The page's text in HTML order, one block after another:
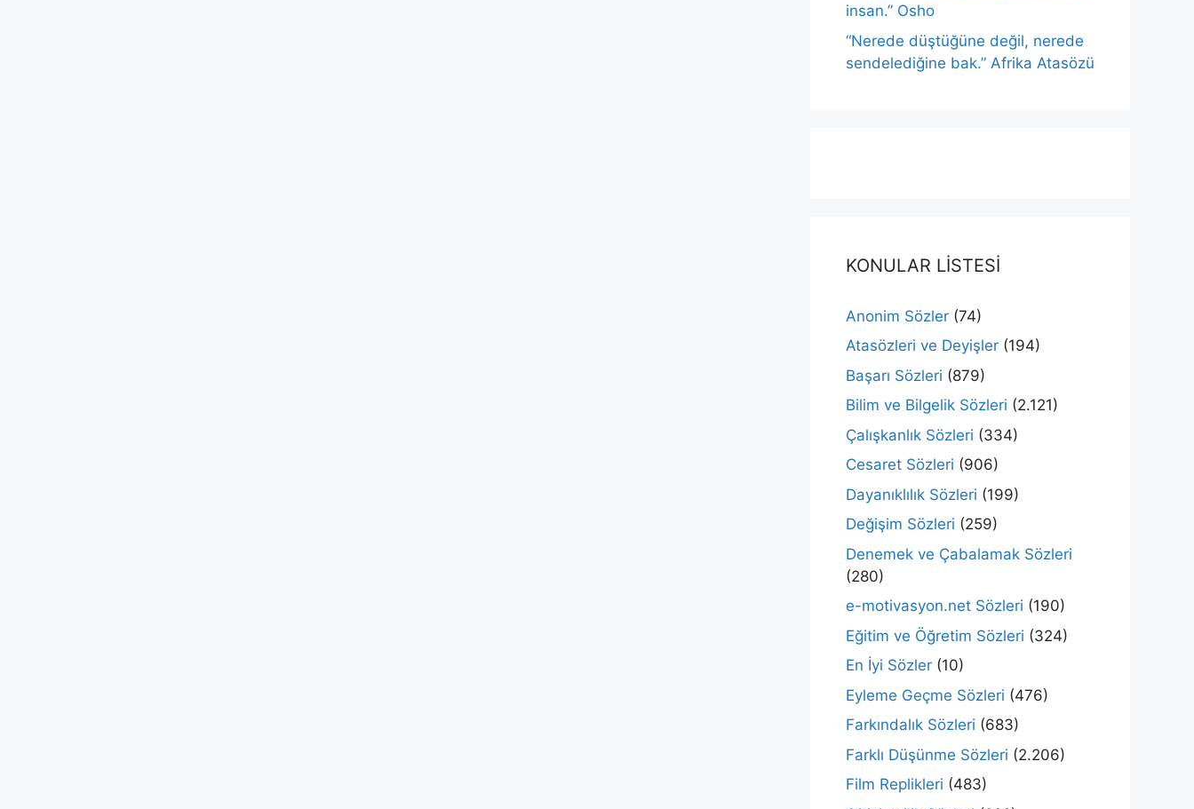
insan.” Osho
“Nerede düştüğüne değil, nerede
sendelediğine bak.” Afrika Atasözü
KONULAR LİSTESİ
Anonim Sözler (74)
Atasözleri ve Deyişler (194)
Başarı Sözleri (879)
Bilim ve Bilgelik Sözleri (2.121)
Çalışkanlık Sözleri (334)
Cesaret Sözleri (906)
Dayanıklılık Sözleri (199)
Değişim Sözleri (259)
Denemek ve Çabalamak Sözleri
(280)
e-motivasyon.net Sözleri (190)
Eğitim ve Öğretim Sözleri (324)
En İyi Sözler (10)
Eyleme Geçme Sözleri (476)
Farkındalık Sözleri (683)
Farklı Düşünme Sözleri (2.206)
Film Replikleri (483)